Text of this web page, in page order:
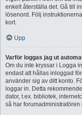
enkelt återställa det. Gå till
lösenord. Följ
kort.
Upp
Varför loggas jag ut
Om du inte kryssar i Logga
endast att hållas inloggad
använder sig av ditt konto.
loggar in. Detta
dator, t.ex. bibliotek,
så har